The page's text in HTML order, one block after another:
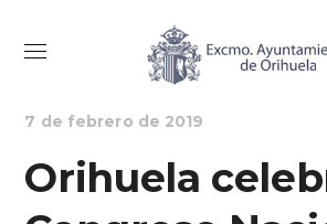
MEDIO AMBIENTE NOTICIAS
7 de febrero de 2019
Orihuela